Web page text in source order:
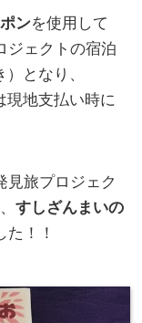
ンを使用して
ジェクトの宿泊
）となり、
現地支払い時に
見旅プロジェク
すしざんまいの
た！！